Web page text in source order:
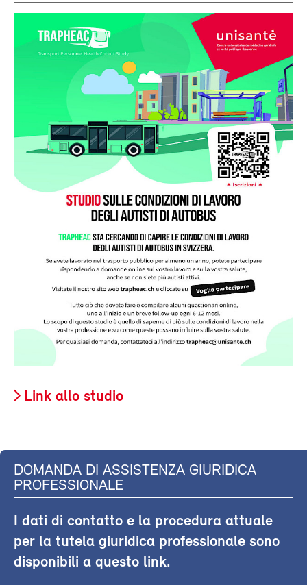
Link allo studio
DOMANDA DI ASSISTENZA GIURIDICA
PROFESSIONALE
I dati di contatto e la procedura attuale
per la tutela giuridica professionale sono
disponibili a questo link.